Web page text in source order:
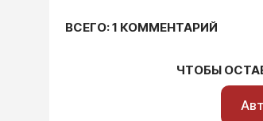
ВСЕГО: 1 КОММЕНТАРИЙ
ЧТОБЫ